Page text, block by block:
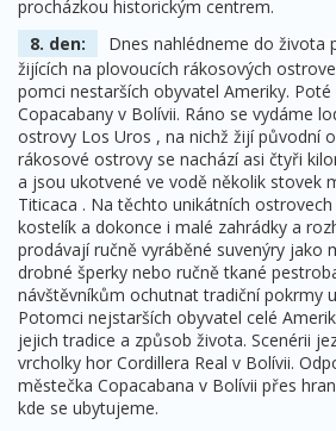
procházkou historickým centrem.
8. den:
Dnes nahlédneme do života
žijících na plovoucích rákosových
pomci nestarších obyvatel Ameriky.
Copacabany v Bolívii. Ráno se vydáme
ostrovy Los Uros , na nichž žijí původní
rákosové ostrovy se nachází asi čtyři
a jsou ukotvené ve vodě několik stovek
Titicaca . Na těchto unikátních
kostelík a dokonce i malé zahrádky a
prodávají ručně vyráběné suvenýry jako
drobné šperky nebo ručně tkané
návštěvníkům ochutnat tradiční pokrmy
Potomci nejstarších obyvatel celé
jejich tradice a způsob života. Scenérii
vrcholky hor Cordillera Real v Bolívii.
městečka Copacabana v Bolívii přes
kde se ubytujeme.